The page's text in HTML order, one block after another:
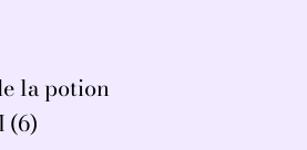
la potion
(6)